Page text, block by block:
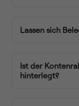
Lassen sich
Ist der
hinterlegt?